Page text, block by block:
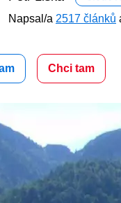
Napsal/a 2517 článků
Chci tam